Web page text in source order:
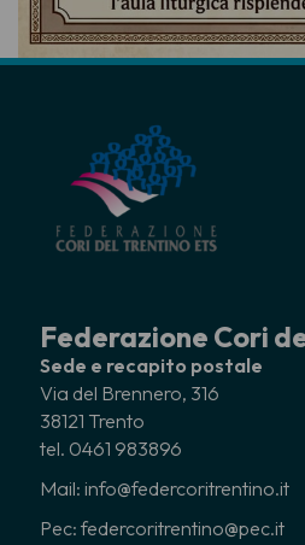
Federazione Cori
Sede e recapito postale
Via del Brennero, 316
38121 Trento
tel. 0461 983896
Mail: info@federcoritrentino.it
Pec: federcoritrentino@pec.it